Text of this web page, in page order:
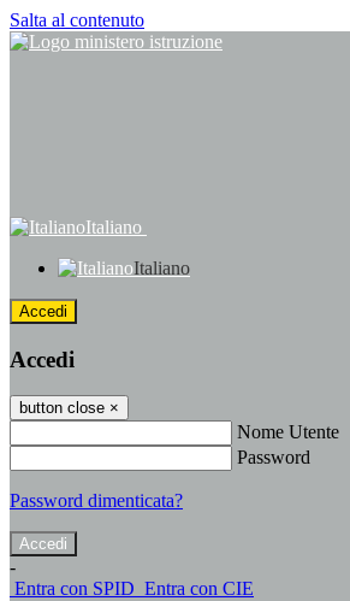
Salta al contenuto
Italiano
Italiano
Accedi
Accedi
button close ×
Nome Utente
Password
Password dimenticata?
-
Entra con SPID Entra con CIE